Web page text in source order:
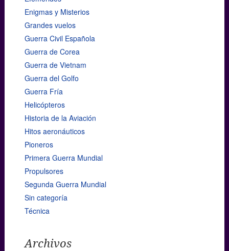
Enigmas y Misterios
Grandes vuelos
Guerra Civil Española
Guerra de Corea
Guerra de Vietnam
Guerra del Golfo
Guerra Fría
Helicópteros
Historia de la Aviación
Hitos aeronáuticos
Pioneros
Primera Guerra Mundial
Propulsores
Segunda Guerra Mundial
Sin categoría
Técnica
Archivos